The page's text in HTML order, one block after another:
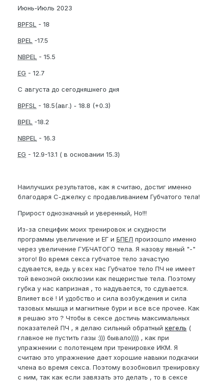
Июнь-Июль 2023
BPFSL - 18
BPEL -17.5
NBPEL - 15.5
EG - 12.7
С августа до сегодняшнего дня
BPFSL - 18.5(авг.) - 18.8 (+0.3)
BPEL -18.2
NBPEL - 16.3
EG - 12.9-13.1 ( в основании 15.3)
Наилучших результатов, как я считаю, достиг именно
благодаря С-джелку с продавливанием Губчатого тела!
Прирост однозначный и уверенный, Но!!!
Из-за специфик моих тренировок и скудности
программы увеличение и ЕГ и БПЕЛ произошло именно
через увеличение ГУБЧАТОГО тела. Я назову явный "-"
этого! Во время секса губчатое тело зачастую
сдувается, ведь у всех нас Губчатое тело ПЧ не имеет
той венозной окклюзии как пещеристые тела. Поэтому
губка у нас капризная , то надувается, то сдувается.
Влияет всё ! И удобство и сила возбуждения и сила
тазовых мышца и магнитные бури и все все прочее. Как
я решаю это ? Чтобы в сексе достичь максимальных
показателей ПЧ , я делаю сильный обратный кегель (
главное не пустить газы :))) бывало)))) , как при
упражнении с полотенцем при тренировке ИКМ. Я
считаю это упражнение дает хорошие навыки подкачки
члена во время секса. Поэтому возобновил тренировку
с ним, так как если завязать это делать , то в сексе